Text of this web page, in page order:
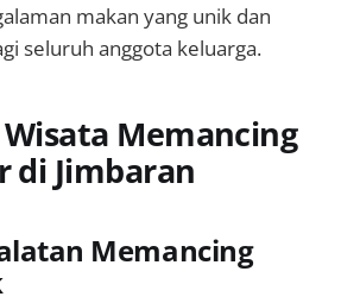
makan yang unik dan
seluruh anggota keluarga.
Memancing
di Jimbaran
Memancing